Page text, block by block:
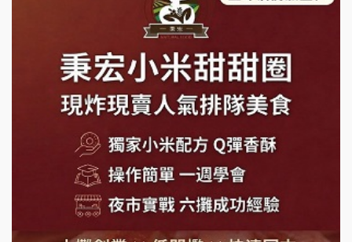
莫尼早餐Morni加盟說明會
手作功夫茶加盟說明會
SHARE TEA歇腳亭加盟說明會
潮味決-湯滷專門店加盟說明會
鬍子茶加盟說明會